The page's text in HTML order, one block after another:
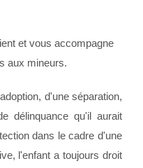
et vous accompagne
aux mineurs.
d'une séparation,
délinquance qu'il aurait
dans le cadre d'une
l'enfant a toujours droit